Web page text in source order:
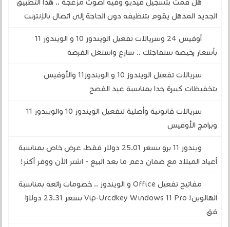
هل قمت بتسجيل فيديو وفيه أصوت مزعجة .. هذا التطبيق
الجديد المذهل يقوم بتنظيفه دون الحاجة إلى اتصال بالإنترنت
أوفيس 24 وسريالات تفعيل الويندوز 10 و الويندوز 11
بأسعار رخيصة ستفاجئك .. سارع واستغل الفرصة
سريالات تفعيل الويندوز 10 و الويندوز11 والأوفيس
بتخفيظات كبيرة جدا بمناسبة عيد الفصح
سريالات قانونية وأصلية لتفعيل الويندوز 10 والويندوز 11
وبرامج الأوفيس
ويندوز 11 برو بسعر 25.01 دولار فقط، عرض خاص بمناسبة
أعياد الميلاد مع ضمان دعم ما بعد البيع - اشتر الآن ووفر أكثر!
مفاتيح تفعيل Office و الويندوز .. خصومات رائعة بمناسبة
الهالوين! Vip-Urcdkey Windows 11 Pro بسعر 23.31 دولارًا
فق